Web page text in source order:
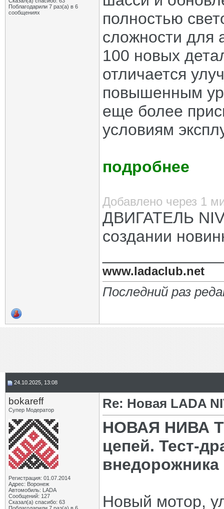
Поблагодарили 7 раз(а) в 6
сообщениях
полностью
сложности для
100 новых
отличается
повышенным
еще более
условиям
подробнее
Добавлено через 1
ДВИГАТЕЛЬ
создании
www.ladaclub.net
Последний раз
24.10.2025, 13:08
bokareff
Супер Модератор
Регистрация: 01.07.2014
Адрес: Воронеж
Автомобиль: LADA
Сообщений: 127
Сказал(а) спасибо: 63
Re: Новая LADA
НОВАЯ НИВА
цепей. Тест-
внедорожника
Новый мотор,